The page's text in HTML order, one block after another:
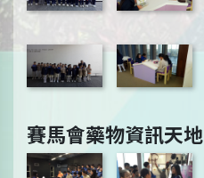
賽馬會藥物資訊天地